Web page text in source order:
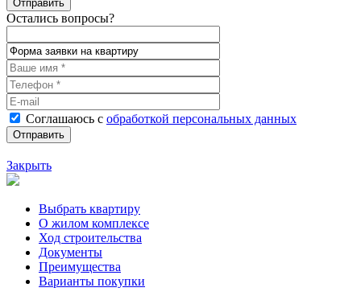
Остались вопросы?
Соглашаюсь с обработкой персональных данных
Закрыть
Выбрать квартиру
О жилом комплексе
Ход строительства
Документы
Преимущества
Варианты покупки